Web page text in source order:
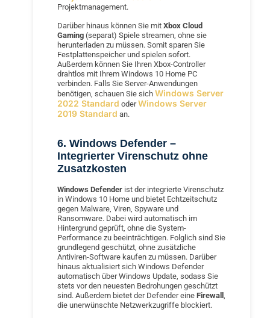
Projektmanagement.
Darüber hinaus können Sie mit Xbox Cloud
Gaming (separat) Spiele streamen, ohne sie
herunterladen zu müssen. Somit sparen Sie
Festplattenspeicher und spielen sofort.
Außerdem können Sie Ihren Xbox-Controller
drahtlos mit Ihrem Windows 10 Home PC
verbinden. Falls Sie Server-Anwendungen
benötigen, schauen Sie sich Windows Server
2022 Standard oderWindows Server
2019 Standard an.
6. Windows Defender –
Integrierter Virenschutz ohne
Zusatzkosten
Windows Defender ist der integrierte Virenschutz
in Windows 10 Home und bietet Echtzeitschutz
gegen Malware, Viren, Spyware und
Ransomware. Dabei wird automatisch im
Hintergrund geprüft, ohne die System-
Performance zu beeinträchtigen. Folglich sind Sie
grundlegend geschützt, ohne zusätzliche
Antiviren-Software kaufen zu müssen. Darüber
hinaus aktualisiert sich Windows Defender
automatisch über Windows Update, sodass Sie
stets vor den neuesten Bedrohungen geschützt
sind. Außerdem bietet der Defender eine Firewall
die unerwünschte Netzwerkzugriffe blockiert.